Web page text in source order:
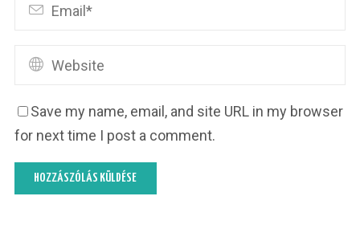
Save my name, email, and site URL in my browser
for next time I post a comment.